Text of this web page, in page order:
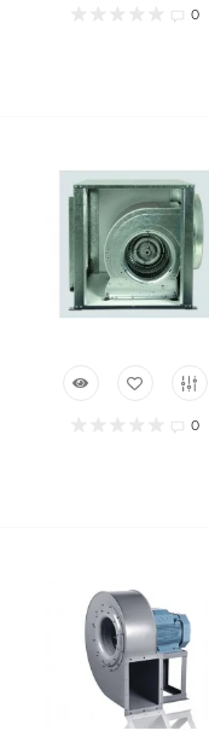
0
0